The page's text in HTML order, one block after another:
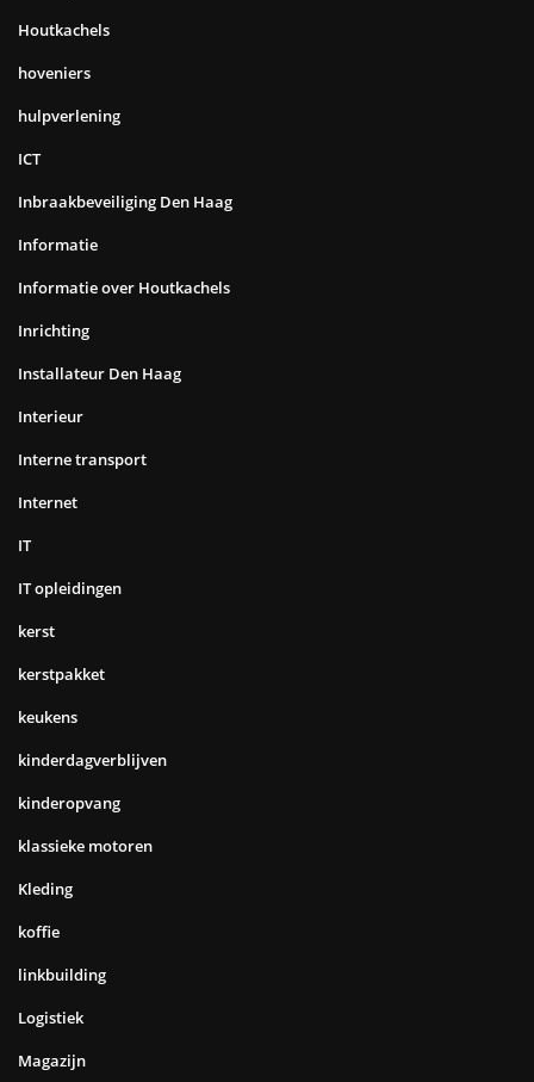
Houtkachels
hoveniers
hulpverlening
ICT
Inbraakbeveiliging Den Haag
Informatie
Informatie over Houtkachels
Inrichting
Installateur Den Haag
Interieur
Interne transport
Internet
IT
IT opleidingen
kerst
kerstpakket
keukens
kinderdagverblijven
kinderopvang
klassieke motoren
Kleding
koffie
linkbuilding
Logistiek
Magazijn